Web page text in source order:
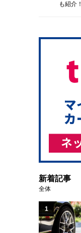
も紹介！
新着記事
全体
1